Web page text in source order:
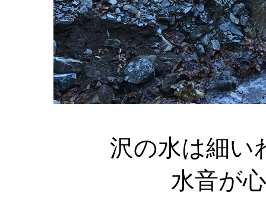
沢の水は細い
水音が